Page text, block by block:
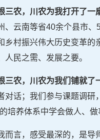
三农，川农为我打开了一
、云南等省40余个县市
乡村振兴伟大历史变革
人民之需、发展之要。
三农，川农为我们铺就了
对话；我们参与课题调研
培养体系中学会做人、做
而言，感受最深的，是导